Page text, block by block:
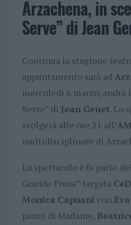
Arzachena, in
Serve” di Jean
Continua la stagione
appuntamento sarà ad
mercoledì 6 marzo, andrà
Serve” di Jean Genet. Lo
svolgerà alle ore 21 all’
multidisciplinare di
Lo spettacolo è fa parte
Grande Prosa” targata
Monica Capuani con
panni di Madame,